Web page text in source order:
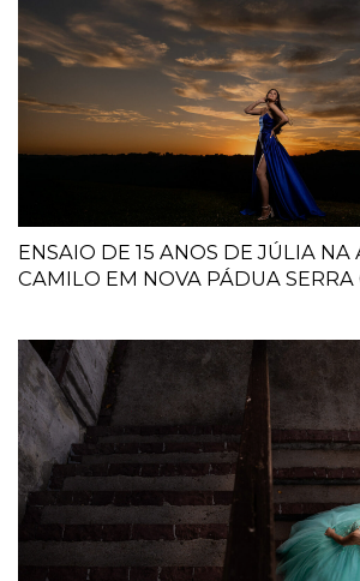
ENSAIO DE 15 ANOS DE JÚLIA NA
CAMILO EM NOVA PÁDUA SERRA